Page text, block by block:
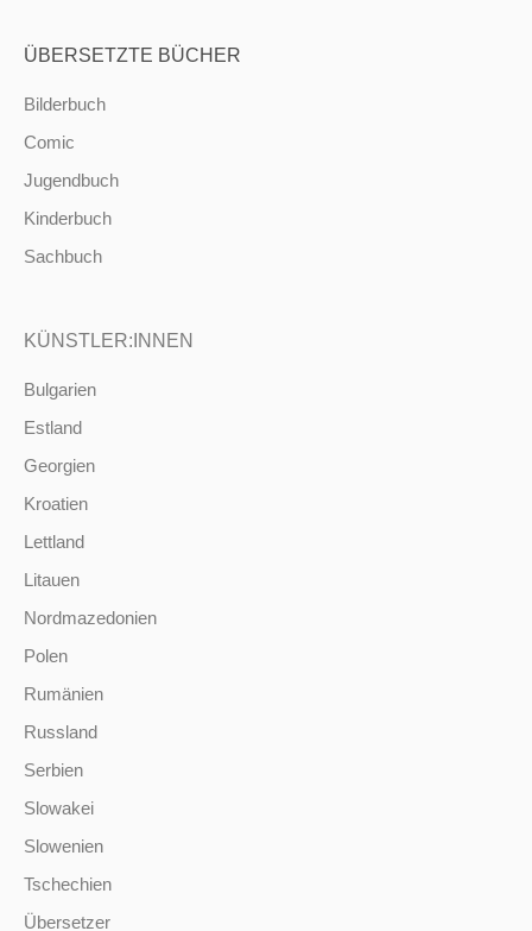
ÜBERSETZTE BÜCHER
Bilderbuch
Comic
Jugendbuch
Kinderbuch
Sachbuch
KÜNSTLER:INNEN
Bulgarien
Estland
Georgien
Kroatien
Lettland
Litauen
Nordmazedonien
Polen
Rumänien
Russland
Serbien
Slowakei
Slowenien
Tschechien
Übersetzer